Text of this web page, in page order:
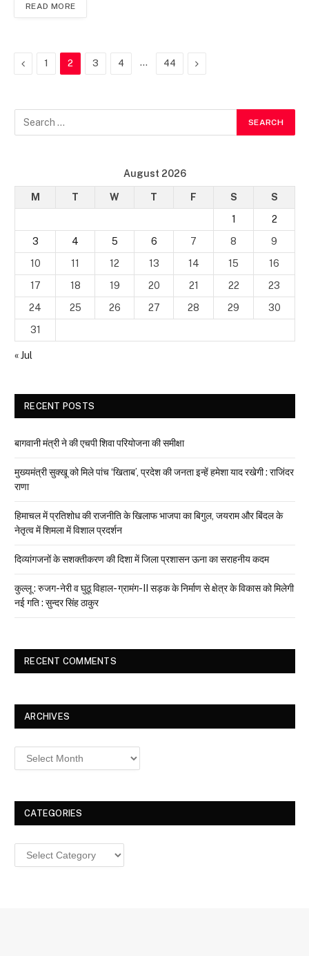
READ MORE
Previous
1 2 3 4 … 44 Next
August 2026
M T W T F S
S
1
2
3
4 5 6 7 8
9
10
11 12 13 14 15
16
17
18 19 20 21 22
23
24
25 26 27 28 29
30
31
« Jul
RECENT POSTS
बागवानी मंत्री ने की एचपी शिवा परियोजना की समीक्षा
मुख्यमंत्री सुक्खू को मिले पांच ‘खिताब’, प्रदेश की जनता इन्हें हमेशा याद रखेगी : राजिंदर
राणा
हिमाचल में प्रतिशोध की राजनीति के खिलाफ भाजपा का बिगुल, जयराम और बिंदल के
नेतृत्व में शिमला में विशाल प्रदर्शन
दिव्यांगजनों के सशक्तीकरण की दिशा में जिला प्रशासन ऊना का सराहनीय कदम
कुल्लू : रुजग-नेरी व घुठू विहाल- ग्रामंग-II सड़क के निर्माण से क्षेत्र के विकास को मिलेगी
नई गति : सुन्दर सिंह ठाकुर
RECENT COMMENTS
ARCHIVES
Archives
CATEGORIES
Categories